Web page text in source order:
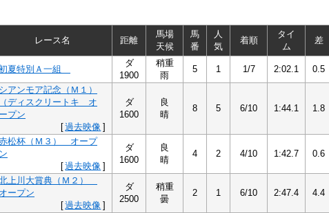
レース名 距離
馬場
天候
馬
番
人
気
着順
タイ
ム
差
夏特別Ａ一組
ダ
1900
稍重
雨
5 1 1/7 2:02.1 0.5
シアンモア記念（Ｍ１）
（ディスクリートキ オ
ープン
[過去映像 ]
ダ
1600
良
晴
8 5 6/10 1:44.1 1.8
松杯（Ｍ３） オープ
ン
[過去映像 ]
ダ
1600
良
晴
4 2 4/10 1:42.7 0.6
上川大賞典（Ｍ２）
オープン
[過去映像 ]
ダ
2500
稍重
曇
2 1 6/10 2:47.4 4.4